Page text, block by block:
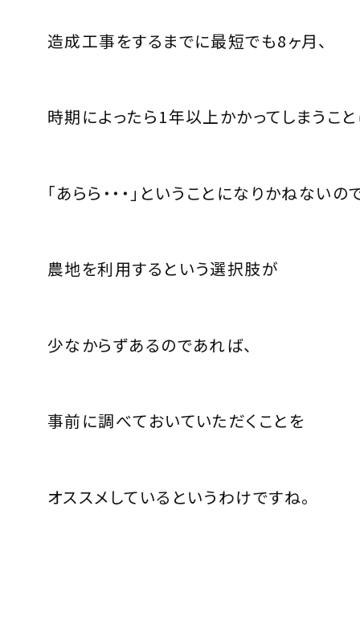
造成工事をするまでに最短でも8ヶ月、
時期によったら1年以上かかってしまうこと
「あらら・・・」ということになりかねないの
農地を利用するという選択肢が
少なからずあるのであれば、
事前に調べておいていただくことを
オススメしているというわけですね。